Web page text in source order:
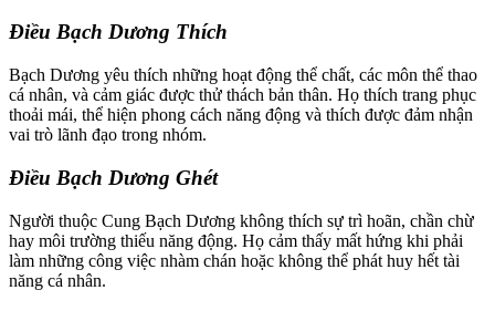
Điều Bạch Dương Thích
Bạch Dương yêu thích những hoạt động thể chất, các môn thể thao
cá nhân, và cảm giác được thử thách bản thân. Họ thích trang phục
thoải mái, thể hiện phong cách năng động và thích được đảm nhận
vai trò lãnh đạo trong nhóm.
Điều Bạch Dương Ghét
Người thuộc Cung Bạch Dương không thích sự trì hoãn, chần chừ
hay môi trường thiếu năng động. Họ cảm thấy mất hứng khi phải
làm những công việc nhàm chán hoặc không thể phát huy hết tài
năng cá nhân.